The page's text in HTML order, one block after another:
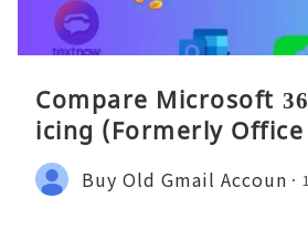
Compare Microsoft
icing (Formerly Office
Buy Old Gmail Accoun